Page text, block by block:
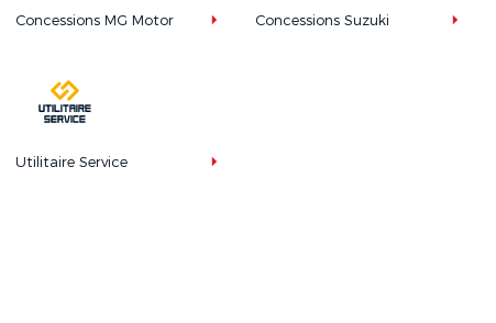
Concessions MG Motor Concessions Suzuki
Utilitaire Service